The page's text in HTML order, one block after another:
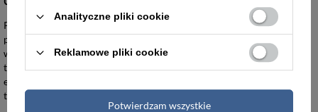
Plecaki damskie David Jones stanowią odpowiedź na potrzeby kobiet
poszukujących trwałych akcesoriów wykonanych z
wysokogatunkowej skóry ekologicznej oraz odpornych materiałów
tekstylnych. Konstrukcje te sprawdzają się zarówno w codziennej
eksploatacji biurowej, jak i podczas intensywnego użytkowania w
trakcie krótkich wyjazdów służbowych czy wyjść miejskich.
Analityczne pliki cookie
Reklamowe pliki cookie
Potwierdzam wszystkie